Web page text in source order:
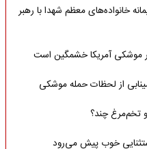
خانواده‌های معظم شهدا با رهبر
موشکی آمریکا خشمگین است
از لحظات حمله موشکی
تخم‌مرغ چند؟
خوب پیش می‌رود